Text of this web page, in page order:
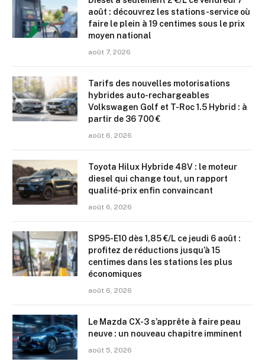
août : découvrez les stations-service où
faire le plein à 19 centimes sous le prix
moyen national
août 7, 2026
Tarifs des nouvelles motorisations
hybrides auto-rechargeables
Volkswagen Golf et T-Roc 1.5 Hybrid : à
partir de 36 700 €
août 6, 2026
Toyota Hilux Hybride 48V : le moteur
diesel qui change tout, un rapport
qualité-prix enfin convaincant
août 6, 2026
SP95-E10 dès 1,85 €/L ce jeudi 6 août :
profitez de réductions jusqu’à 15
centimes dans les stations les plus
économiques
août 6, 2026
Le Mazda CX-3 s’apprête à faire peau
neuve : un nouveau chapitre imminent
août 5, 2026